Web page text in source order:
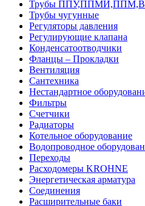
Трубы
Трубы чугунные
Регуляторы давления
Регулирующие клапана
Конденсатоотводчики
Фланцы – Прокладки
Вентиляция
Сантехника
Нестандартное
Фильтры
Счетчики
Радиаторы
Котельное оборудование
Водопроводное
Переходы
Расходомеры KROHNE
Энергетическая арматура
Соединения
Расширительные баки